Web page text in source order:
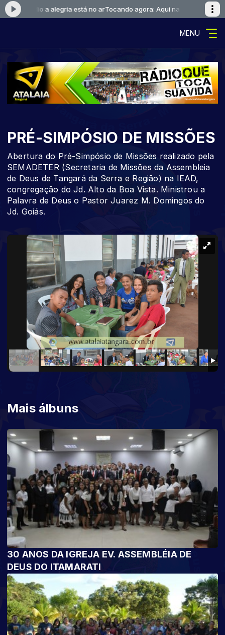
sua rádio a alegria está no arTocando agora: Aqui na sua rádio a
MENU
PRÉ-SIMPÓSIO DE MISSÕES
Abertura do Pré-Simpósio de Missões realizado pela
SEMADETER (Secretaria de Missões da Assembleia
de Deus de Tangará da Serra e Região) na IEAD,
congregação do Jd. Alto da Boa Vista. Ministrou a
Palavra de Deus o Pastor Juarez M. Domingos do
Jd. Goiás.
Mais álbuns
30 ANOS DA IGREJA EV. ASSEMBLÉIA DE
DEUS DO ITAMARATI